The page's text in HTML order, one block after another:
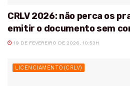
CRLV 2026: não perca os
emitir o documento sem
19 DE FEVEREIRO DE 2026, 10:53H
LICENCIAMENTO(CRLV)